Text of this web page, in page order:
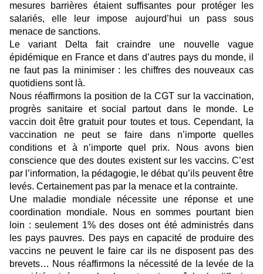
mesures barrières étaient suffisantes pour protéger les
salariés, elle leur impose aujourd’hui un pass sous
menace de sanctions.
Le variant Delta fait craindre une nouvelle vague
épidémique en France et dans d’autres pays du monde, il
ne faut pas la minimiser : les chiffres des nouveaux cas
quotidiens sont là.
Nous réaffirmons la position de la CGT sur la vaccination,
progrès sanitaire et social partout dans le monde. Le
vaccin doit être gratuit pour toutes et tous. Cependant, la
vaccination ne peut se faire dans n’importe quelles
conditions et à n’importe quel prix. Nous avons bien
conscience que des doutes existent sur les vaccins. C’est
par l’information, la pédagogie, le débat qu’ils peuvent être
levés. Certainement pas par la menace et la contrainte.
Une maladie mondiale nécessite une réponse et une
coordination mondiale. Nous en sommes pourtant bien
loin : seulement 1% des doses ont été administrés dans
les pays pauvres. Des pays en capacité de produire des
vaccins ne peuvent le faire car ils ne disposent pas des
brevets… Nous réaffirmons la nécessité de la levée de la